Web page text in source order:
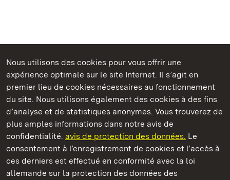
Nous utilisons des cookies pour vous offrir une
expérience optimale sur le site Internet. Il s’agit en
premier lieu de cookies nécessaires au fonctionnement
du site. Nous utilisons également des cookies à des fins
d’analyse et de statistiques anonymes. Vous trouverez de
plus amples informations dans notre avis de
confidentialité. avis de protection des données. Le
consentement à l’enregistrement de cookies et l’accès à
ces derniers est effectué en conformité avec la loi
allemande sur la protection des données des
Châteaux et jardins publics du Bade-Wurtemberg
Château résidentiel d' Urach
Châteaux et jardins publics du Bade-Wurtemberg